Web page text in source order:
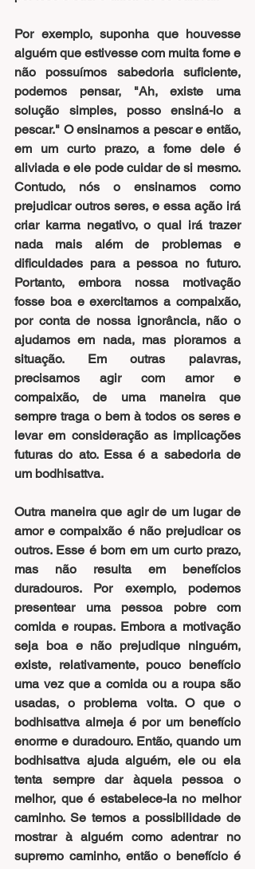
Por exemplo, suponha que houvesse
alguém que estivesse com muita fome e
não possuímos sabedoria suficiente,
podemos pensar, "Ah, existe uma
solução simples, posso ensiná-lo a
pescar." O ensinamos a pescar e então,
em um curto prazo, a fome dele é
aliviada e ele pode cuidar de si mesmo.
Contudo, nós o ensinamos como
prejudicar outros seres, e essa ação irá
criar karma negativo, o qual irá trazer
nada mais além de problemas e
dificuldades para a pessoa no futuro.
Portanto, embora nossa motivação
fosse boa e exercitamos a compaixão,
por conta de nossa ignorância, não o
ajudamos em nada, mas pioramos a
situação. Em outras palavras,
precisamos agir com amor e
compaixão, de uma maneira que
sempre traga o bem à todos os seres e
levar em consideração as implicações
futuras do ato. Essa é a sabedoria de
um bodhisattva.
Outra maneira que agir de um lugar de
amor e compaixão é não prejudicar os
outros. Esse é bom em um curto prazo,
mas não resulta em benefícios
duradouros. Por exemplo, podemos
presentear uma pessoa pobre com
comida e roupas. Embora a motivação
seja boa e não prejudique ninguém,
existe, relativamente, pouco benefício
uma vez que a comida ou a roupa são
usadas, o problema volta. O que o
bodhisattva almeja é por um benefício
enorme e duradouro. Então, quando um
bodhisattva ajuda alguém, ele ou ela
tenta sempre dar àquela pessoa o
melhor, que é estabelece-la no melhor
caminho. Se temos a possibilidade de
mostrar à alguém como adentrar no
supremo caminho, então o benefício é